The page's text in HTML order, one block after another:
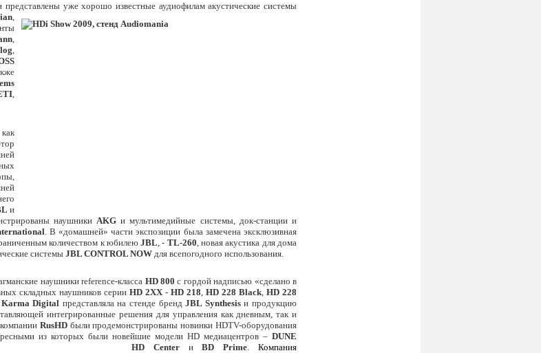
уже хорошо известные аудиофилам акустические системы
,
,
,
,
и
наушникиAKG и мультимедийные системы, док-станции и
. В «домашней» части экспозиции была замечена эксклюзивная
количеством к юбилеюJBL, - TL-260, новая акустика для дома
системыJBL CONTROL NOW для всепогодного использования.
наушники reference-класса HD 800 с гордой надписью «сделано в
складных наушников серии HD 2XX- HD 218, HD 228 Black, HD 228
Karma Digital представляла на стенде брендJBL Synthesisи продукцию
интегрированные решения для управления как дневным, так и
RusHDбыли продемонстрированы новинки HDTV-оборудования
из которых были новейшие модели HD медиацентров – DUNE
HD CenterиBD Prime.Компания